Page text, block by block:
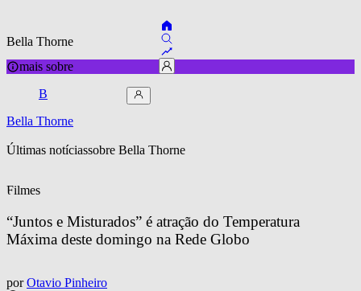
Bella Thorne
mais sobre
B
Bella Thorne
Últimas notíciassobre Bella Thorne
Filmes
“Juntos e Misturados” é atração do Temperatura
Máxima deste domingo na Rede Globo
por Otavio Pinheiro